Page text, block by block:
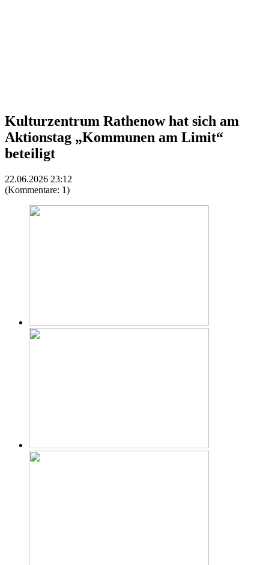
Kulturzentrum Rathenow hat sich am
Aktionstag „Kommunen am Limit“
beteiligt
22.06.2026 23:12
(Kommentare: 1)